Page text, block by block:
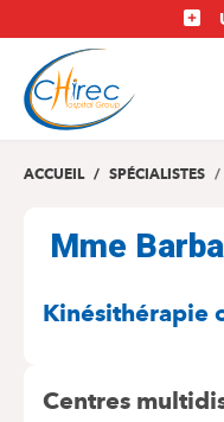
au
contenu
principal
ACCUEIL SPÉCIALISTES
Mme
Kinésithérapie
Centres